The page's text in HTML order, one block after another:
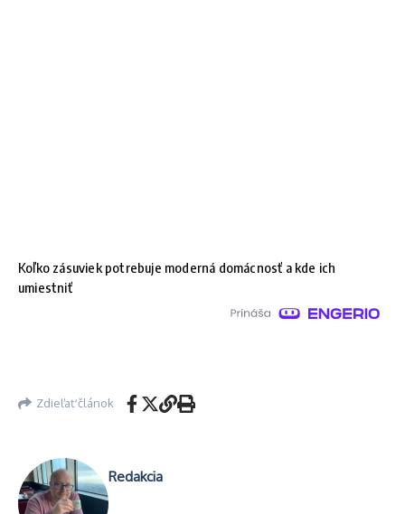
Koľko zásuviek potrebuje moderná domácnosť a kde ich
umiestniť
Zdieľať článok
Redakcia